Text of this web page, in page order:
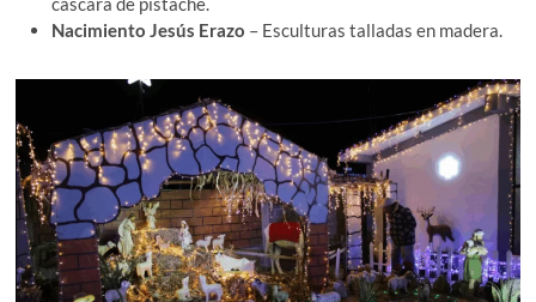
Nacimiento Jesús Erazo – Esculturas talladas en madera.